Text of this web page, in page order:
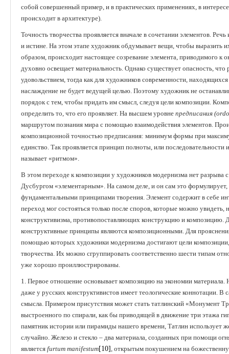
собой совершенный пример, и в практических применениях, в
происходит в архитектуре).
Точность творчества проявляется вначале в сочетании элементов.
и истине. На этом этапе художник обдумывает вещи, чтобы выразить
образом, происходит настоящее созревание элемента, приводимого к
духовно освещает материальность. Однако существует опасность, что
удовольствием, тогда как для художников современности,
наслаждение не будет ведущей целью. Поэтому художник не
порядок с тем, чтобы придать им смысл, следуя цели композиции.
определить то, что его проявляет. На высшем уровне предписания
маршрутом познания мира с помощью взаимодействия элементов.
композиционной точностью предписания: минимум формы при
единство. Так проявляется принцип полноты, или
называет «ритмом».
В этом переходе к композиции у художников модернизма нет
Дусбургом «элементарным». На самом деле, и он сам это
фундаментальными принципами творения. Элемент содержит в себе
переход мог состояться только после споров, которые можно увидеть,
конструктивизма, противопоставляющих конструкцию и композицию.
конструктивные принципы являются композиционными. Для
помощью которых художники модернизма достигают цели
творчества. Их можно сгруппировать соответственно шести типам
уже хорошо проиллюстрированы.
1. Первое отношение основывает композицию на экономии материала.
даже у русских конструктивистов имеет теологические коннотации.
смысла. Примером присутствия может стать татлинский «Монумент
выстроенного по спирали, как бы приводящей в движение три этажа
памятник истории или пирамиды нашего времени, Татлин использует
случайно. Железо и стекло – два материала, созданных при помощи
является furtum manifestum[10], открытым покушением на